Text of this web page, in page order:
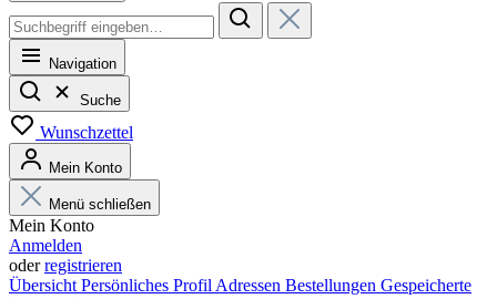
Navigation
Suche
Wunschzettel
Mein Konto
Menü schließen
Mein Konto
Anmelden
oderregistrieren
Übersicht Persönliches Profil Adressen Bestellungen Gespeicherte